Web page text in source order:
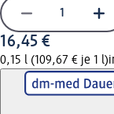
16,45 €
0,15 l (109,67 € je 1 l)